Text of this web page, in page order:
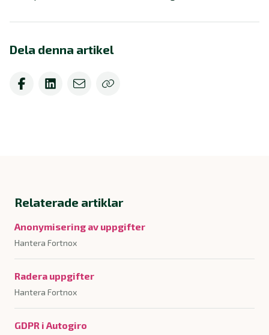
Dela denna artikel
Relaterade artiklar
Anonymisering av uppgifter
Hantera Fortnox
Radera uppgifter
Hantera Fortnox
GDPR i Autogiro